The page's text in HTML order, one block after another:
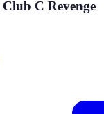
C Revenge